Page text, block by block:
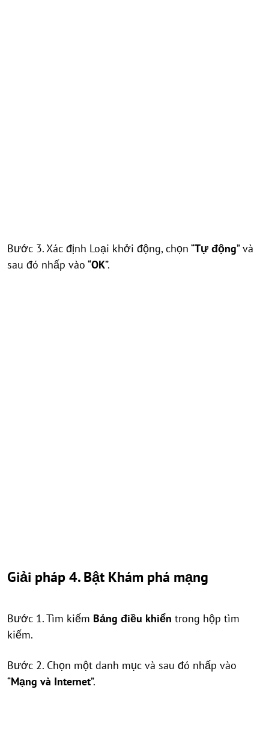
Bước 3. Xác định Loại khởi động, chọn “Tự động” và
sau đó nhấp vào “OK”.
Giải pháp 4. Bật Khám phá mạng
Bước 1. Tìm kiếm Bảng điều khiển trong hộp tìm
kiếm.
Bước 2. Chọn một danh mục và sau đó nhấp vào
“Mạng và Internet”.